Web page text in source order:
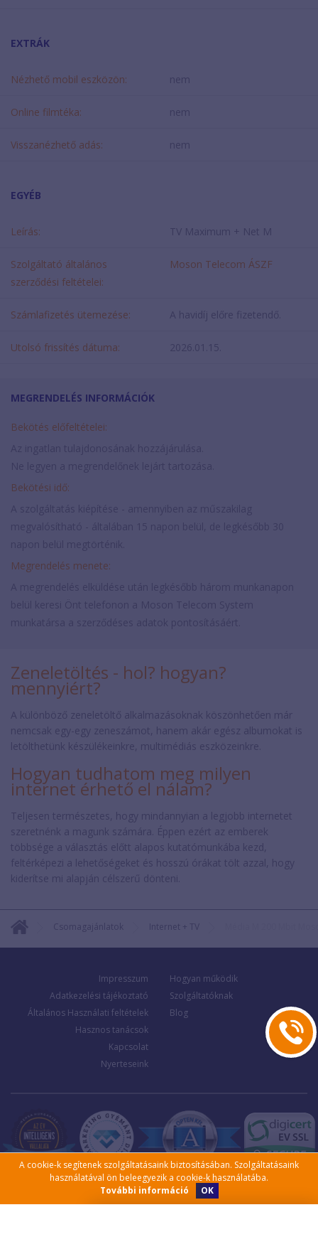
EXTRÁK
Nézhető mobil eszközön: nem
Online filmtéka: nem
Visszanézhető adás: nem
EGYÉB
Leírás: TV Maximum + Net M
Szolgáltató általános
szerződési feltételei:
Moson Telecom ÁSZF
Számlafizetés ütemezése: A havidíj előre fizetendő.
Utolsó frissítés dátuma: 2026.01.15.
MEGRENDELÉS INFORMÁCIÓK
Bekötés előfeltételei:
Bekötési idő:
Megrendelés menete:
Zeneletöltés - hol? hogyan?
mennyiért?
A különböző zeneletöltő alkalmazásoknak köszönhetően már
nemcsak egy-egy zeneszámot, hanem akár egész albumokat is
letölthetünk készülékeinkre, multimédiás eszközeinkre.
Hogyan tudhatom meg milyen
internet érhető el nálam?
Teljesen természetes, hogy mindannyian a legjobb internetet
szeretnénk a magunk számára. Éppen ezért az emberek
többsége a választás előtt alapos kutatómunkába kezd,
feltérképezi a lehetőségeket és hosszú órákat tölt azzal, hogy
kiderítse mi alapján célszerű dönteni.
Csomagajánlatok Internet + TV
Impresszum
Adatkezelési tájékoztató
Általános Használati feltételek
Hasznos tanácsok
Kapcsolat
Nyerteseink
Hogyan működik
Szolgáltatóknak
Blog
A cookie-k segítenek szolgáltatásaink biztosításában. Szolgáltatásaink
használatával ön beleegyezik a cookie-k használatába.
További információ
OK